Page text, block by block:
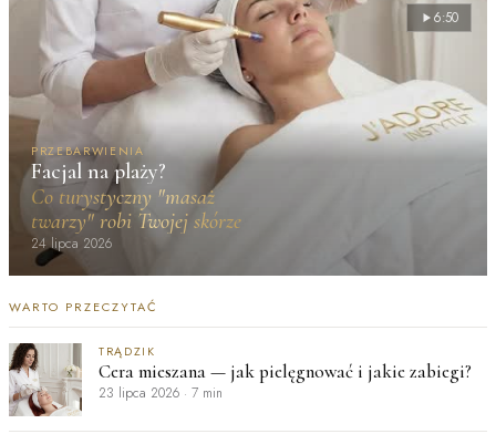
PRZEBARWIENIA
Facjal na plaży?
Co turystyczny "masaż
twarzy" robi Twojej skórze
24 lipca 2026
6:50
WARTO PRZECZYTAĆ
TRĄDZIK
Cera mieszana — jak pielęgnować i jakie zabiegi?
23 lipca 2026 · 7 min